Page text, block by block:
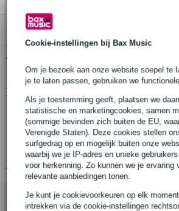
Cookie-instellingen bij Bax Music
Om je bezoek aan onze website soepel te
je te laten passen, gebruiken we
Als je toestemming geeft, plaatsen we
statistische en marketingcookies, samen
(sommige bevinden zich buiten de EU,
Verenigde Staten). Deze cookies stellen
surfgedrag op en mogelijk buiten onze
waarbij we je IP-adres en unieke
voor herkenning. Zo kunnen we je ervaring
relevante aanbiedingen tonen.
Je kunt je cookievoorkeuren op elk
intrekken via de cookie-instellingen
Alleen geschikt voor:
Productinformatie
songboek voor gitaar
alle 60 nummers van Dire Straits
volledige songteksten en akkoordsymbolen
Bekijk alle productspecificaties
Accessoires (7)